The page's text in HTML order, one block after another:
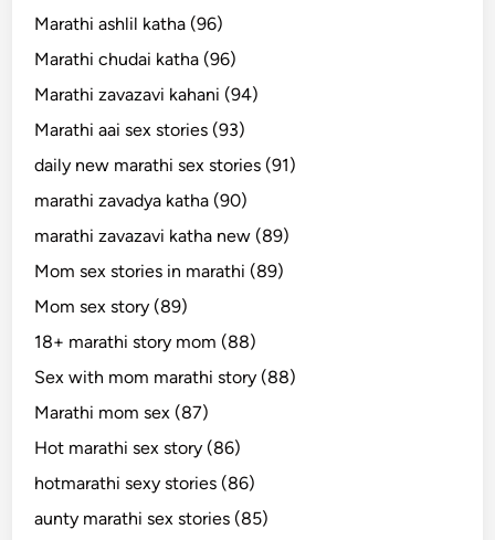
Marathi ashlil katha (96)
Marathi chudai katha (96)
Marathi zavazavi kahani (94)
Marathi aai sex stories (93)
daily new marathi sex stories (91)
marathi zavadya katha (90)
marathi zavazavi katha new (89)
Mom sex stories in marathi (89)
Mom sex story (89)
18+ marathi story mom (88)
Sex with mom marathi story (88)
Marathi mom sex (87)
Hot marathi sex story (86)
hotmarathi sexy stories (86)
aunty marathi sex stories (85)